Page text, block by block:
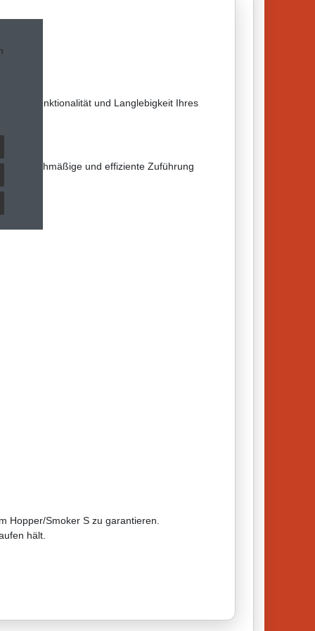
Funktionalität und Langlebigkeit Ihres
gleichmäßige und effiziente Zuführung
Hopper/Smoker S zu garantieren.
hält.